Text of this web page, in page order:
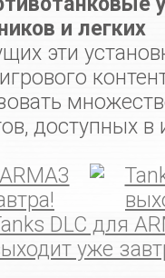
и легких
эти
доступных в